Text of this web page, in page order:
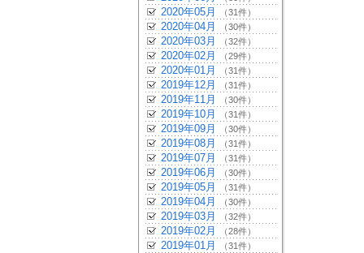
2020年05月 （31件）
2020年04月 （30件）
2020年03月 （32件）
2020年02月 （29件）
2020年01月 （31件）
2019年12月 （31件）
2019年11月 （30件）
2019年10月 （31件）
2019年09月 （30件）
2019年08月 （31件）
2019年07月 （31件）
2019年06月 （30件）
2019年05月 （31件）
2019年04月 （30件）
2019年03月 （32件）
2019年02月 （28件）
2019年01月 （31件）